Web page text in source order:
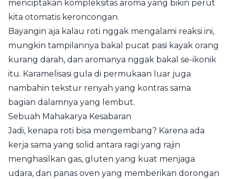
menciptakan kompleksitas aroma yang bikin perut
kita otomatis keroncongan.
Bayangin aja kalau roti nggak mengalami reaksi ini,
mungkin tampilannya bakal pucat pasi kayak orang
kurang darah, dan aromanya nggak bakal se-ikonik
itu. Karamelisasi gula di permukaan luar juga
nambahin tekstur renyah yang kontras sama
bagian dalamnya yang lembut.
Sebuah Mahakarya Kesabaran
Jadi, kenapa roti bisa mengembang? Karena ada
kerja sama yang solid antara ragi yang rajin
menghasilkan gas, gluten yang kuat menjaga
udara, dan panas oven yang memberikan dorongan